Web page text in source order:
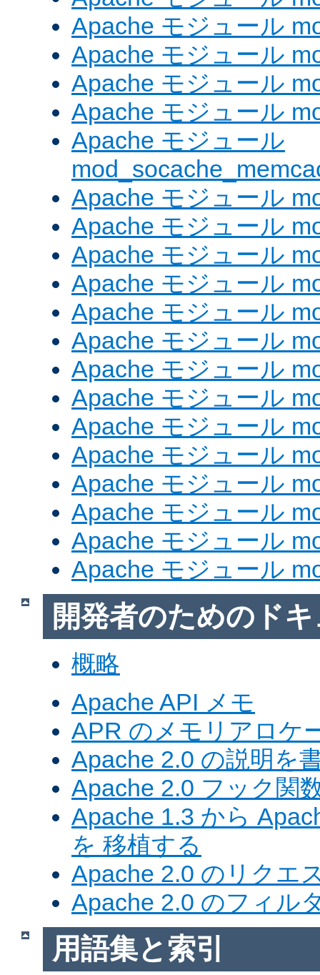
Apache モジュール
Apache モジュール
Apache モジュール
Apache モジュール
Apache モジュール
Apache モジュール
Apache モジュール
Apache モジュール
Apache モジュール
Apache モジュール
Apache モジュール
Apache モジュール
Apache モジュール
Apache モジュール
Apache モジュール
Apache モジュール
Apache モジュール
Apache モジュール
Apache モジュール
開発者のためのド
概略
Apache API メモ
APR のメモリアロケ
Apache 2.0 の説明を
Apache 2.0 フック関
Apache 1.3 から
を 移植する
Apache 2.0 のリクエ
Apache 2.0 のフィル
用語集と索引